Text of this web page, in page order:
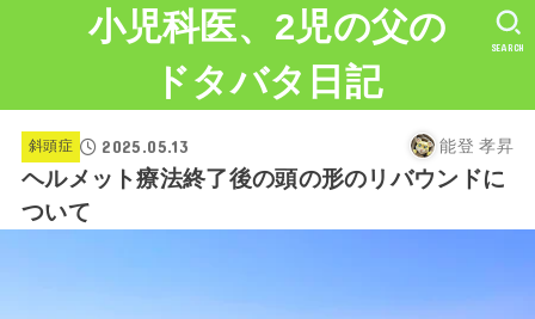
小児科医、2児の父の
ドタバタ日記
SEARCH
斜頭症 2025.05.13 能登 孝昇
ヘルメット療法終了後の頭の形のリバウンドに
ついて